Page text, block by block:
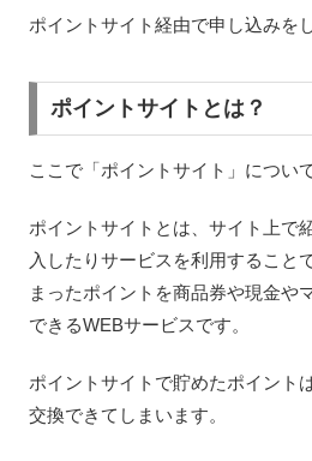
ポイントサイト経由で申し込みを
ポイントサイトとは？
ここで「ポイントサイト」につい
ポイントサイトとは、サイト上で
入したりサービスを利用すること
まったポイントを商品券や現金や
できるWEBサービスです。
ポイントサイトで貯めたポイント
交換できてしまいます。